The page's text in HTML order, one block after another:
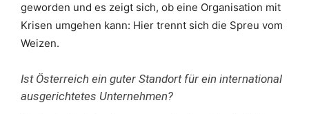
geworden und es zeigt sich, ob eine Organisation mit
Krisen umgehen kann: Hier trennt sich die Spreu vom
Weizen.
Ist Österreich ein guter Standort für ein international
ausgerichtetes Unternehmen?